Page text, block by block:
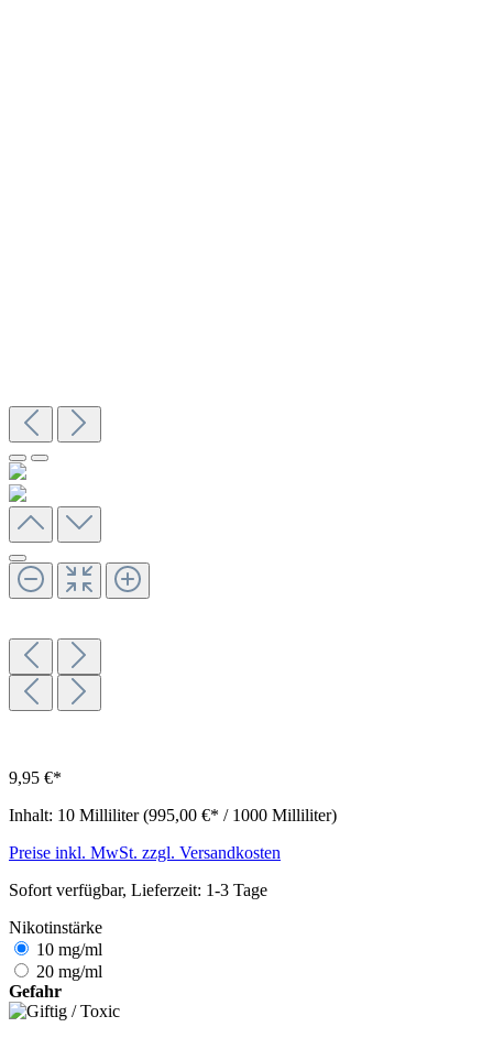
9,95 €*
Inhalt: 10 Milliliter(995,00 €* / 1000 Milliliter)
Preise inkl. MwSt. zzgl. Versandkosten
Sofort verfügbar, Lieferzeit: 1-3 Tage
Nikotinstärke
10 mg/ml
20 mg/ml
Gefahr